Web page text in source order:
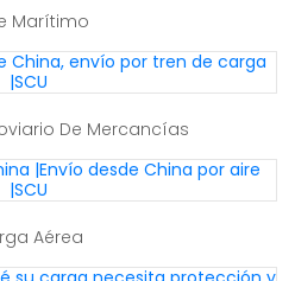
Marítimo
De Mercancías
Aérea